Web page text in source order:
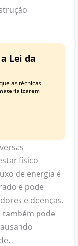
Lei da
as técnicas
físico,
de energia é
e pode
e doenças.
também pode